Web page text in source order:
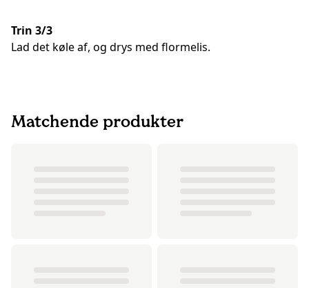
Trin 3/3
Lad det køle af, og drys med flormelis.
Matchende produkter